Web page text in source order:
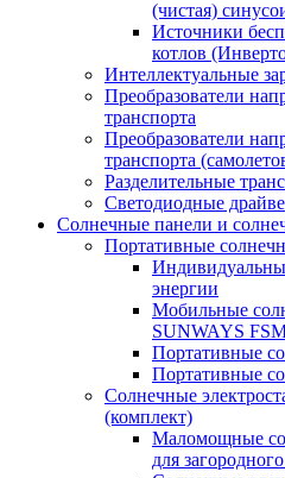
(чистая)
Источники
котлов
Интеллектуальные
Преобразователи
транспорта
Преобразователи
транспорта
Разделительные
Светодиодные
Солнечные панели и
Портативные
энергии
Мобильные
SUNWAYS
Портативные
Портативные
Солнечные
(комплект)
Маломощные
для